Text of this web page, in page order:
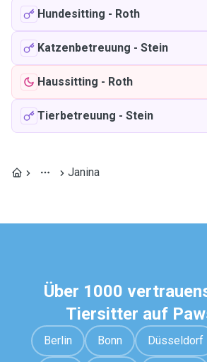
Hundesitting - Roth
Katzenbetreuung - Stein
Haussitting - Roth
Tierbetreuung - Stein
Janina
Über 1000
Tiersitter auf
Berlin Bonn Düsseldorf